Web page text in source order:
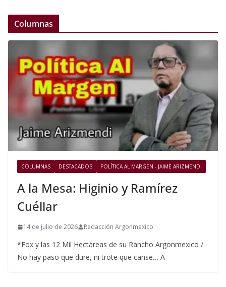
Columnas
COLUMNAS DESTACADOS POLÍTICA AL MARGEN - JAIME ARIZMENDI
A la Mesa: Higinio y Ramírez
Cuéllar
14 de julio de 2026 Redacción Argonmexico
*Fox y las 12 Mil Hectáreas de su Rancho Argonmexico /
No hay paso que dure, ni trote que canse… A